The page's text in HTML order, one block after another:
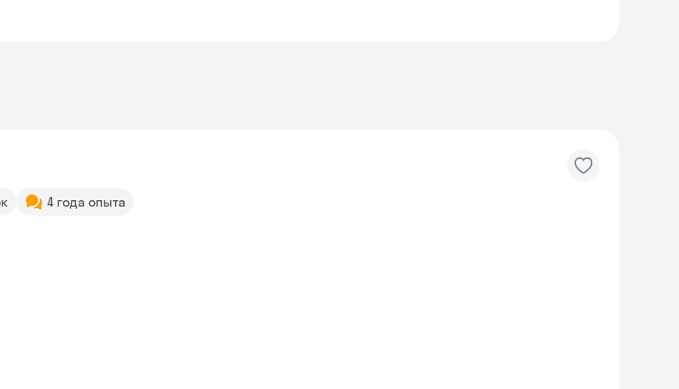
4 года опыта